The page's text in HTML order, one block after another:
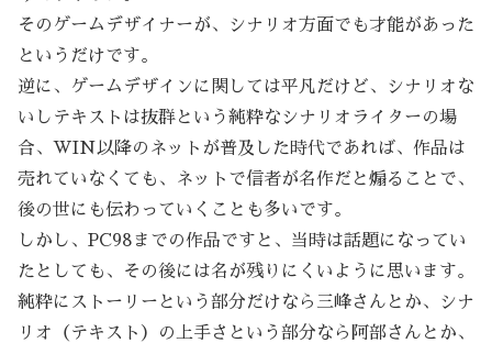
そのゲームデザイナーが、シナリオ方面でも才能があった
というだけです。
逆に、ゲームデザインに関しては平凡だけど、シナリオな
いしテキストは抜群という純粋なシナリオライターの場
合、WIN以降のネットが普及した時代であれば、作品は
売れていなくても、ネットで信者が名作だと煽ることで、
後の世にも伝わっていくことも多いです。
しかし、PC98までの作品ですと、当時は話題になってい
たとしても、その後には名が残りにくいように思います。
純粋にストーリーという部分だけなら三峰さんとか、シナ
リオ（テキスト）の上手さという部分なら阿部さんとか、